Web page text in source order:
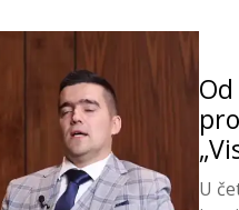
U